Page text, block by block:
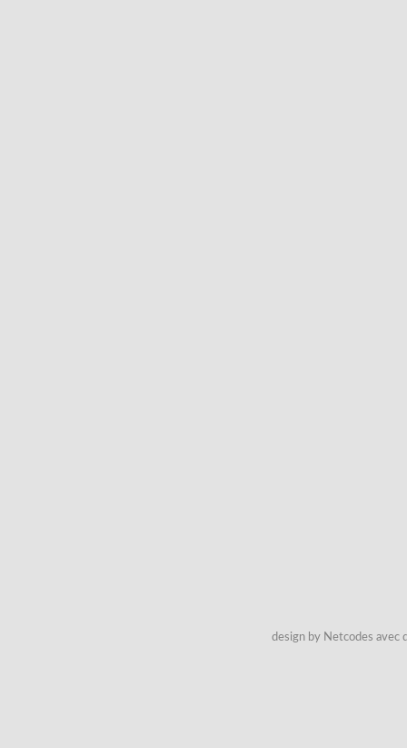
design by Netcodes avec